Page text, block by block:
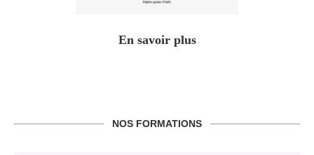
En savoir plus
NOS FORMATIONS